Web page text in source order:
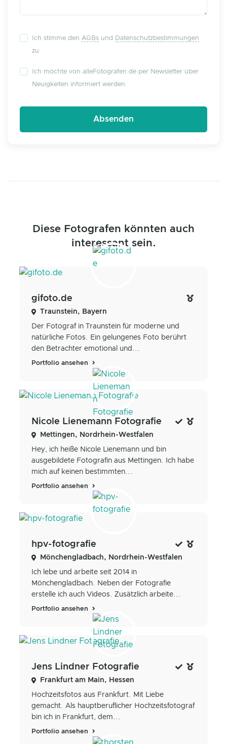
Ich stimme den AGBs und
Datenschutzbestimmungen
zu.
Ich möchte von alleFotografen.de per Newsletter über
Neuigkeiten informiert werden.
Diese Fotografen könnten auch
interessant sein.
gifoto.de
Traunstein, Bayern
Der Fotograf in Traunstein für moderne und
natürliche Fotos. Ein gelungenes Foto berührt
den Betrachter emotional und...
Portfolio ansehen
Nicole Lienemann Fotografie
Mettingen, Nordrhein-Westfalen
Hey, ich heiße Nicole Lienemann und bin
ausgebildete Fotografin aus Mettingen. Ich habe
mich auf keinen bestimmten...
Portfolio ansehen
hpv-fotografie
Mönchengladbach, Nordrhein-Westfalen
Ich lebe und arbeite seit 2014 in
Mönchengladbach. Neben der Fotografie
erstelle ich auch Videos. Zusätzlich arbeite...
Portfolio ansehen
Jens Lindner Fotografie
Frankfurt am Main, Hessen
Hochzeitsfotos aus Frankfurt. Mit Liebe
gemacht. Als hauptberuflicher Hochzeitsfotograf
bin ich in Frankfurt, dem...
Portfolio ansehen